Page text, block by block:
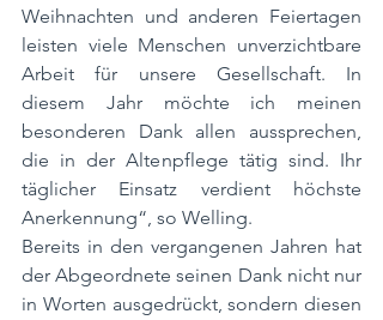
Weihnachten und anderen Feiertagen
leisten viele Menschen unverzichtbare
Arbeit für unsere Gesellschaft. In
diesem Jahr möchte ich meinen
besonderen Dank allen aussprechen,
die in der Altenpflege tätig sind. Ihr
täglicher Einsatz verdient höchste
Anerkennung“, so Welling.
Bereits in den vergangenen Jahren hat
der Abgeordnete seinen Dank nicht nur
in Worten ausgedrückt, sondern diesen